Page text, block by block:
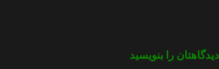
دیدگاهتان را بنویسید